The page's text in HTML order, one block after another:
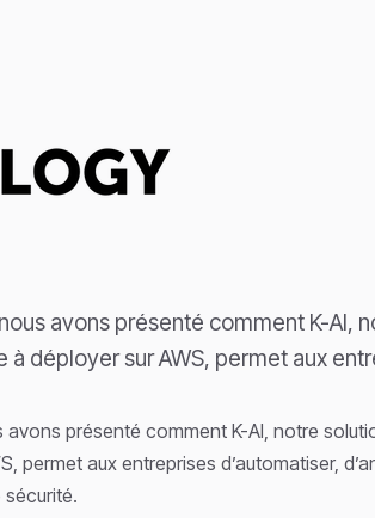
nous avons présenté comment K-AI,
déployer sur AWS, permet aux
avons présenté comment K-AI, notre
permet aux entreprises d’automatiser,
sécurité.